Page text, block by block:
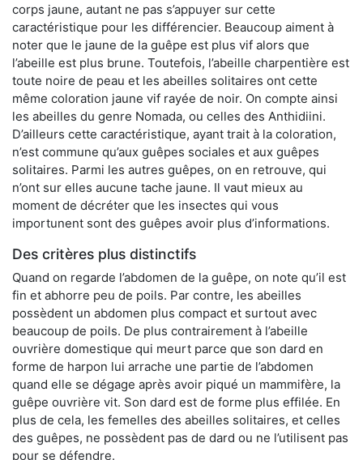
corps jaune, autant ne pas s’appuyer sur cette
caractéristique pour les différencier. Beaucoup aiment à
noter que le jaune de la guêpe est plus vif alors que
l’abeille est plus brune. Toutefois, l’abeille charpentière est
toute noire de peau et les abeilles solitaires ont cette
même coloration jaune vif rayée de noir. On compte ainsi
les abeilles du genre Nomada, ou celles des Anthidiini.
D’ailleurs cette caractéristique, ayant trait à la coloration,
n’est commune qu’aux guêpes sociales et aux guêpes
solitaires. Parmi les autres guêpes, on en retrouve, qui
n’ont sur elles aucune tache jaune. Il vaut mieux au
moment de décréter que les insectes qui vous
importunent sont des guêpes avoir plus d’informations.
Des critères plus distinctifs
Quand on regarde l’abdomen de la guêpe, on note qu’il est
fin et abhorre peu de poils. Par contre, les abeilles
possèdent un abdomen plus compact et surtout avec
beaucoup de poils. De plus contrairement à l’abeille
ouvrière domestique qui meurt parce que son dard en
forme de harpon lui arrache une partie de l’abdomen
quand elle se dégage après avoir piqué un mammifère, la
guêpe ouvrière vit. Son dard est de forme plus effilée. En
plus de cela, les femelles des abeilles solitaires, et celles
des guêpes, ne possèdent pas de dard ou ne l’utilisent pas
pour se défendre.